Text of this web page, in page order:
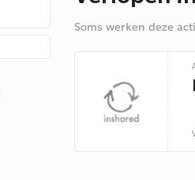
Soms werken deze